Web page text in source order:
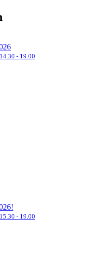
14.30 - 19.00
15.30 - 19.00